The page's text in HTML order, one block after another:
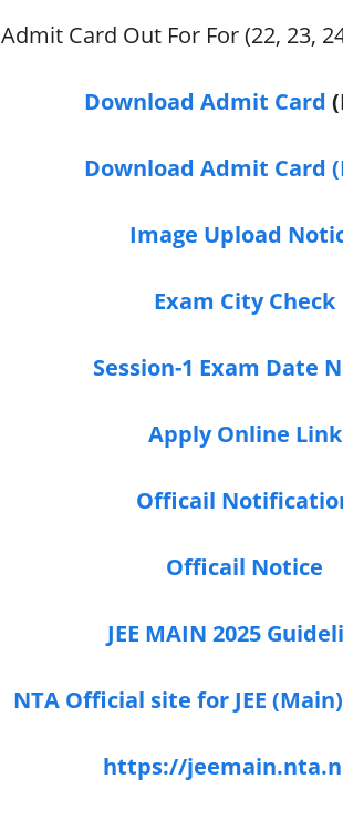
Admit Card Out For For (22, 23,
Download Admit Card
Download Admit Card
Image Upload
Exam City Check
Session-1 Exam Date
Apply Online Link
Officail
Officail Notice
JEE MAIN 2025
NTA Official site for JEE
https://